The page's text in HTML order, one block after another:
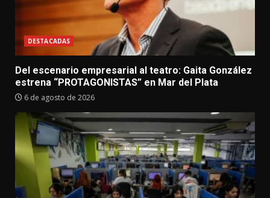
DESTACADAS
Del escenario empresarial al teatro: Gaita González
estrena “PROTAGONISTAS” en Mar del Plata
6 de agosto de 2026